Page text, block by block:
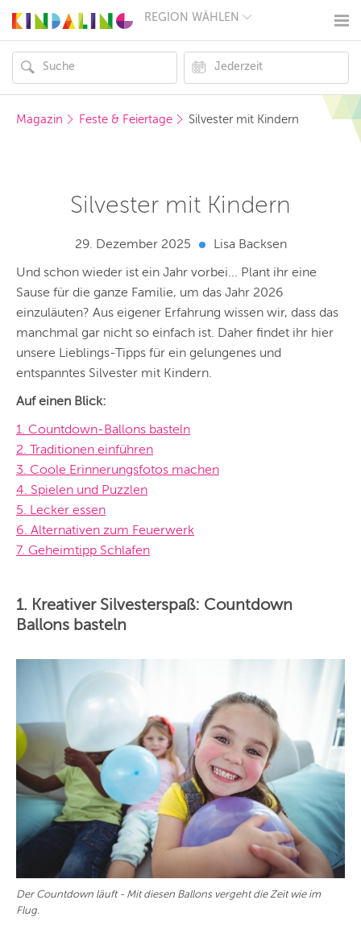
REGION WÄHLEN
MÜNCHEN
HAMBURG
FRANKFURT
KÖLN
STUTTGART
NÜRNBERG
ZÜRICH
REGIONEN
Magazin Feste & Feiertage Silvester mit Kindern
Silvester mit Kindern
29. Dezember 2025
Lisa Backsen
Und schon wieder ist ein Jahr vorbei... Plant ihr eine
Sause für die ganze Familie, um das Jahr 2026
einzuläuten? Aus eigener Erfahrung wissen wir, dass das
manchmal gar nicht so einfach ist. Daher findet ihr hier
unsere Lieblings-Tipps für ein gelungenes und
entspanntes Silvester mit Kindern.
Auf einen Blick:
1. Countdown-Ballons basteln
2. Traditionen einführen
3. Coole Erinnerungsfotos machen
4. Spielen und Puzzlen
5. Lecker essen
6. Alternativen zum Feuerwerk
7. Geheimtipp Schlafen
1. Kreativer Silvesterspaß: Countdown
Ballons basteln
Der Countdown läuft - Mit diesen Ballons vergeht die Zeit wie im
Flug.